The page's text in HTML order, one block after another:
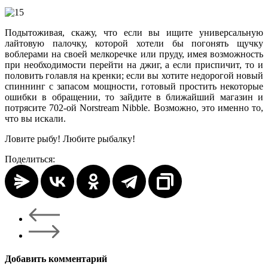
Подытоживая, скажу, что если вы ищите универсальную
лайтовую палочку, которой хотели бы погонять щучку
воблерами на своей мелкоречке или пруду, имея возможность
при необходимости перейти на джиг, а если приспичит, то и
половить голавля на кренки; если вы хотите недорогой новый
спиннинг с запасом мощности, готовый простить некоторые
ошибки в обращении, то зайдите в ближайший магазин и
потрясите 702-ой Norstream Nibble. Возможно, это именно то,
что вы искали.
Ловите рыбу! Любите рыбалку!
Поделиться:
Добавить комментарий